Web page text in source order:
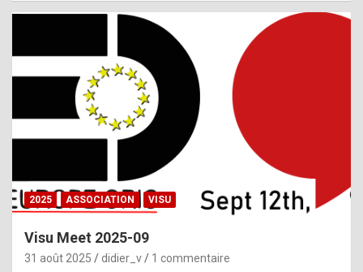
l
,
g
2025 ASSOCIATION VISU
Visu Meet 2025-09
31 août 2025 didier_v 1 commentaire